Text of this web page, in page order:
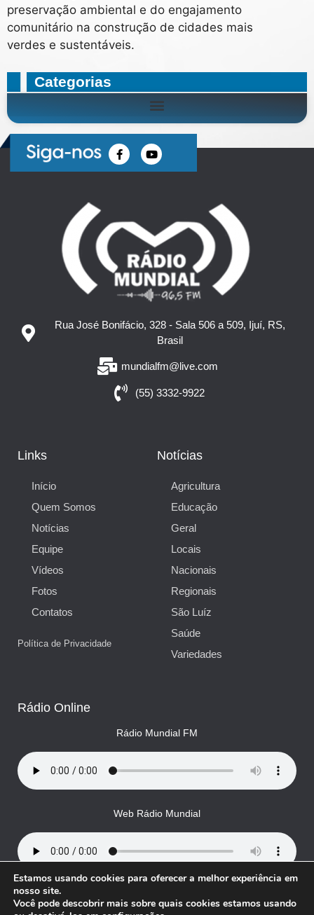
preservação ambiental e do engajamento
comunitário na construção de cidades mais
verdes e sustentáveis.
Categorias
Rua José Bonifácio, 328 - Sala 506 a 509, Ijuí, RS,
Brasil
mundialfm@live.com
(55) 3332-9922
Links
Início
Quem Somos
Notícias
Equipe
Vídeos
Fotos
Contatos
Política de Privacidade
Notícias
Agricultura
Educação
Geral
Locais
Nacionais
Regionais
São Luíz
Saúde
Variedades
Rádio Online
Rádio Mundial FM
Web Rádio Mundial
© Rádio Mundial, todos os direitos reservados
Estamos usando cookies para oferecer a melhor experiência em
nosso site.
Você pode descobrir mais sobre quais cookies estamos usando